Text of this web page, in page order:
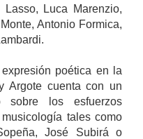
Luca Marenzio,
Antonio Formica,
poética en la
Argote cuenta con un
sobre los esfuerzos
tales como
José Subirá o